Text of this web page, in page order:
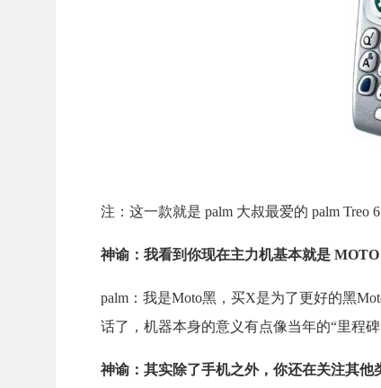
注：这一款就是 palm 大叔最爱的 palm Treo
神谕：我看到你现在主力机基本就是
palm：我是Moto黑，买X是为了更好的黑
话了，机器本身的意义有点像当年的“里程碑
神谕：其实除了手机之外，你还在关注其他